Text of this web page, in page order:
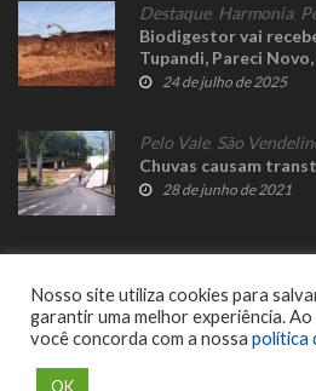
Destaque, Harmonia,
Biodigestor vai
Tupandi, Pareci
24 de julho de 2025
Pelo Vale, São
Chuvas causam
28 de junho de 2021
© 2023 Fato Novo - Todos os direitos
Nosso site utiliza cookies para
garantir uma melhor experiência.
você concorda com a nossa política
OK